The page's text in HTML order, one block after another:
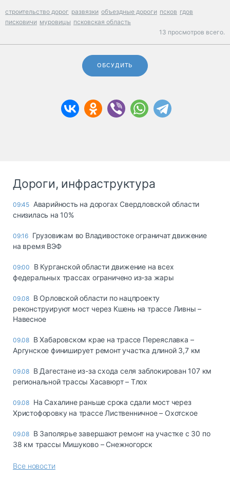
строительство дорог развязки объездные дороги псков гдов
писковичи муровицы псковская область
13 просмотров всего.
ОБСУДИТЬ
Дороги, инфраструктура
09:45 Аварийность на дорогах Свердловской области
снизилась на 10%
09:16 Грузовикам во Владивостоке ограничат движение
на время ВЭФ
09:00
В Курганской области движение на всех
федеральных трассах ограничено из-за жары
09.08 В Орловской области по нацпроекту
реконструируют мост через Кшень на трассе Ливны –
Навесное
09.08 В Хабаровском крае на трассе Переяславка –
Аргунское финиширует ремонт участка длиной 3,7 км
09.08 В Дагестане из-за схода селя заблокирован 107 км
региональной трассы Хасавюрт – Тлох
09.08 На Сахалине раньше срока сдали мост через
Христофоровку на трассе Лиственничное – Охотское
09.08 В Заполярье завершают ремонт на участке с 30 по
38 км трассы Мишуково – Снежногорск
Все новости